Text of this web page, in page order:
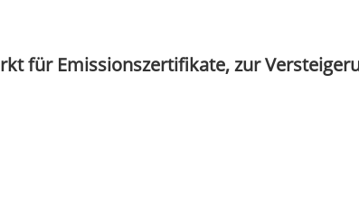
für Emissionszertifikate, zur